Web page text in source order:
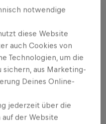
LIVE auf
TV an
Ireland
notwendige
diese Website
auch Cookies von
Technologien, um die
sichern, aus Marketing-
Deines Online-
jederzeit über die
der Website